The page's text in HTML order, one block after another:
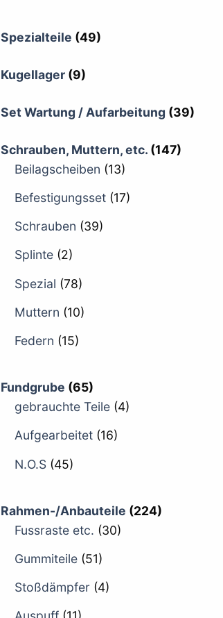
Spezialteile (49)
Kugellager (9)
Set Wartung / Aufarbeitung (39)
Schrauben, Muttern, etc. (147)
Beilagscheiben (13)
Befestigungsset (17)
Schrauben (39)
Splinte (2)
Spezial (78)
Muttern (10)
Federn (15)
Fundgrube (65)
gebrauchte Teile (4)
Aufgearbeitet (16)
N.O.S (45)
Rahmen-/Anbauteile (224)
Fussraste etc. (30)
Gummiteile (51)
Stoßdämpfer (4)